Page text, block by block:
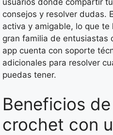
usuarios donde compartir
consejos y resolver dudas.
activa y amigable, lo que
gran familia de entusiastas
app cuenta con soporte
adicionales para resolver
puedas tener.
Beneficios
crochet con